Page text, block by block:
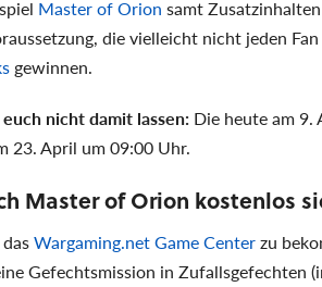
Master of Orion samt Zusatzinhalten
die vielleicht nicht jeden Fan
gewinnen.
nicht damit lassen: Die heute am
23. April um 09:00 Uhr.
Master of Orion kostenlos
Wargaming.net Game Centerzu
Gefechtsmission in Zufallsgefechten